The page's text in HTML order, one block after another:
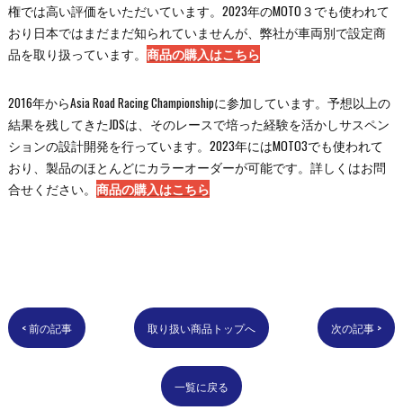
権では高い評価をいただいています。2023年のMOTO３でも使われて
おり日本ではまだまだ知られていませんが、弊社が車両別で設定商
品を取り扱っています。 商品の購入はこちら
2016年からAsia Road Racing Championshipに参加しています。予想以上の
結果を残してきたJDSは、そのレースで培った経験を活かしサスペン
ションの設計開発を行っています。2023年にはMOTO3でも使われて
おり、製品のほとんどにカラーオーダーが可能です。詳しくはお問
合せください。 商品の購入はこちら
< 前の記事 取り扱い商品トップへ 次の記事 >
一覧に戻る